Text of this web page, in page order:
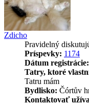
Zdicho
Pravidelný
Príspevky: 1174
Dátum registrácie:
Tatry, ktoré
Tatru mám
Bydlisko: Čórtův
Kontaktovať